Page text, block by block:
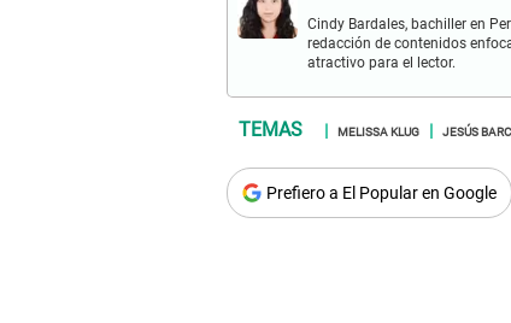
Cindy Bardales, bachiller en
redacción de contenidos
atractivo para el lector.
MELISSA KLUG JESÚS
Prefiero a El Popular en Google